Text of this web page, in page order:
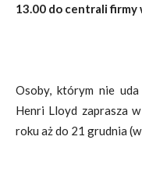
13.00 do centrali firmy
Osoby, którym nie
Henri Lloyd zaprasza
roku aż do 21 grudnia